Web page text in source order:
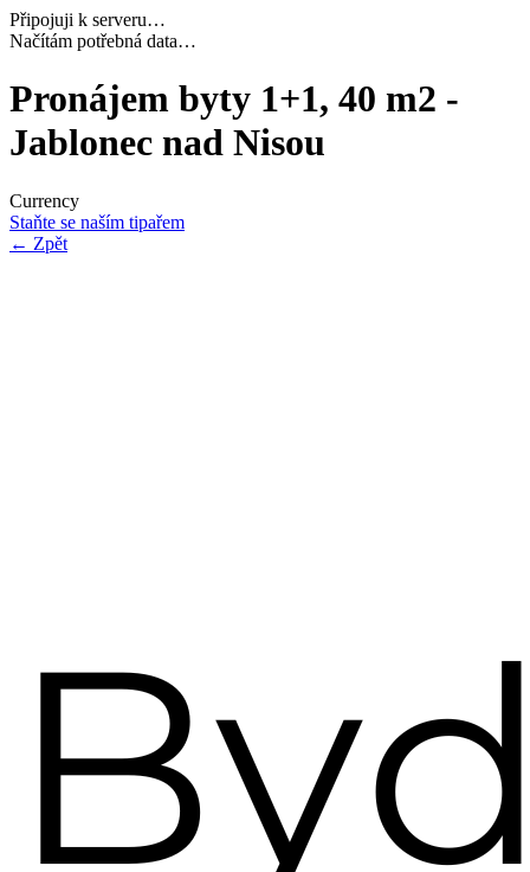
Připojuji k serveru…
Dokončuji inicializaci…
Pronájem byty 1+1, 40 m2 -
Jablonec nad Nisou
Currency
Staňte se naším tipařem
← Zpět